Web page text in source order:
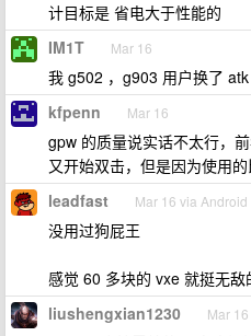
计目标是 省电大于性能的
IM1T Mar 16
我 g502 ，g903 用户换了
kfpenn Mar 16
gpw 的质量说实话不太行，
又开始双击，但是因为使用
leadfast Mar 16 via Android
没用过狗屁王
感觉 60 多块的 vxe 就挺无敌
liushengxian1230 Mar 16